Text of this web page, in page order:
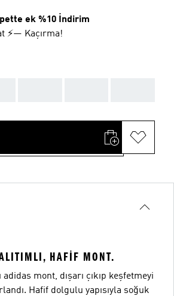
ek %10 İndirim
⚡— Kaçırma!
HAFIF MONT.
mont, dışarı çıkıp keşfetmeyi
Hafif dolgulu yapısıyla soğuk